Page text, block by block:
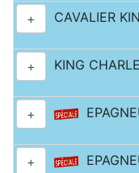
+ CAVALIER
+ KING
+
+